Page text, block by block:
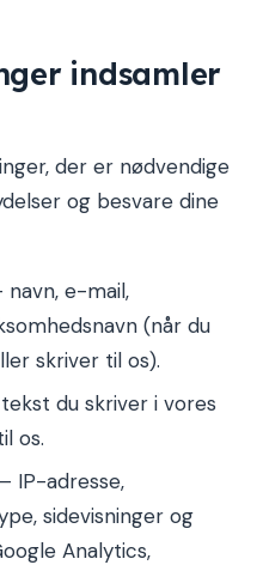
indsamler
der er nødvendige
og besvare dine
navn, e-mail,
(når du
skriver til os).
du skriver i vores
os.
IP-adresse,
sidevisninger og
Analytics,